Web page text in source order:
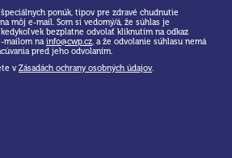
ponúk, tipov pre zdravé chudnutie
môj e-mail. Som si vedomý/á, že súhlas je
bezplatne odvolať kliknutím na odkaz
mailom nainfo@cwp.cz, a že odvolanie súhlasu nemá
pred jeho odvolaním.
vZásadách ochrany osobných údajov.